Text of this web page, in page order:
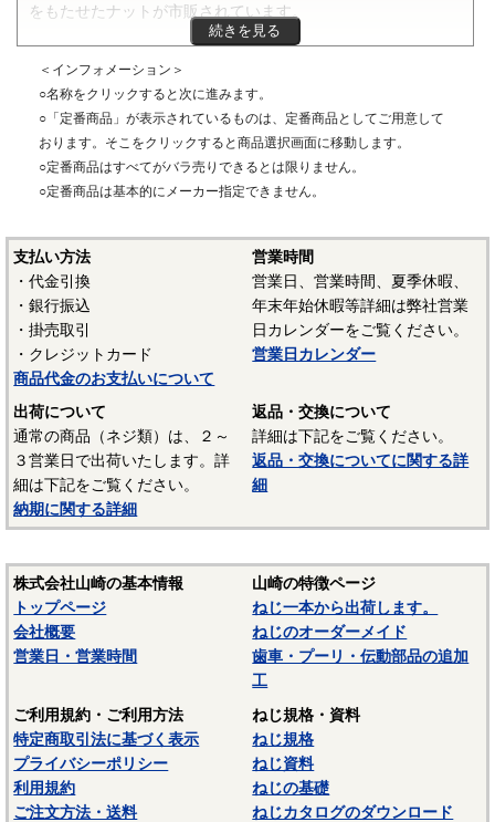
をもたせたナットが市販されています。
じをはじめ下記のように様々なねじ規格が採用されていま
す。
〇ねじ規格について
・メートル並目ねじ：JIS B 0205に規定されているねじ規格で
り、並目/細目/極細目等の種類がありますが、国内で広く普及
しているねじはメートル並目ねじです。メートルねじは数字
の前に「M」が付きます。通常はメートル細目ねじのようなピ
ッチ表記はされません。
・メートル並目ねじの規格は 「メートル並目ねじ」
ください。
・メートル細目ねじ：JIS B 0205に規定されているねじ規格で
す。メートルねじは呼び径を表す数字の前に「M」が付き、呼
び径の後にピッチを表す数字が付加されます。ねじのピッチ
（ねじ山間の距離）の違いで、並目/細目/極細目等複数存在す
る場合があるため、ピッチ表記が必須です。メートル並目ね
・メートル細目ねじの規格は 「メートル細目ねじ」
ください。
・ユニファイねじ：海外（アメリカ）で現在も使用されてい
るインチ系のねじです。JISではJIS B 0206（ユニファイ並目
ねじ）とJIS B 0208（ユニファイ細目ねじ）が規定されていま
す。ねじ山の角度は６０度です。
・ユニファイ並目ねじの規格は 「ユニファイ並目ねじ」
参照ください。
続きを見る
＜インフォメーション＞
○名称をクリックすると次に進みます。
○「定番商品」が表示されているものは、定番商品としてご用意して
おります。そこをクリックすると商品選択画面に移動します。
○定番商品はすべてがバラ売りできるとは限りません。
○定番商品は基本的にメーカー指定できません。
支払い方法
・代金引換
・銀行振込
・掛売取引
・クレジットカード
商品代金のお支払いについて
営業時間
営業日、営業時間、夏季休暇、
年末年始休暇等詳細は弊社営業
日カレンダーをご覧ください。
営業日カレンダー
出荷について
通常の商品（ネジ類）は、２～
３営業日で出荷いたします。詳
細は下記をご覧ください。
納期に関する詳細
返品・交換について
詳細は下記をご覧ください。
返品・交換についてに関する詳
細
株式会社山崎の基本情報
トップページ
会社概要
営業日・営業時間
山崎の特徴ページ
ねじ一本から出荷します。
ねじのオーダーメイド
歯車・プーリ・伝動部品の追加
工
ご利用規約・ご利用方法
特定商取引法に基づく表示
プライバシーポリシー
利用規約
ご注文方法・送料
ねじ規格・資料
ねじ規格
ねじ資料
ねじの基礎
ねじカタログのダウンロード